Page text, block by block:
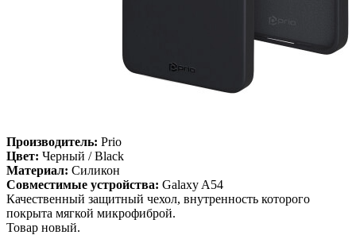
Производитель: Prio
Цвет: Черный / Black
Материал: Силикон
Совместимые устройства: Galaxy A54
Качественный защитный чехол, внутренность которого
покрыта мягкой микрофиброй.
Товар новый.